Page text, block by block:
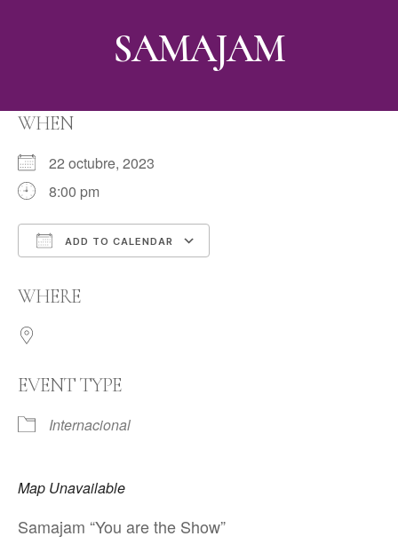
SAMAJAM
WHEN
22 octubre, 2023
8:00 pm
ADD TO CALENDAR
WHERE
EVENT TYPE
Internacional
Map Unavailable
Samajam “You are the Show”